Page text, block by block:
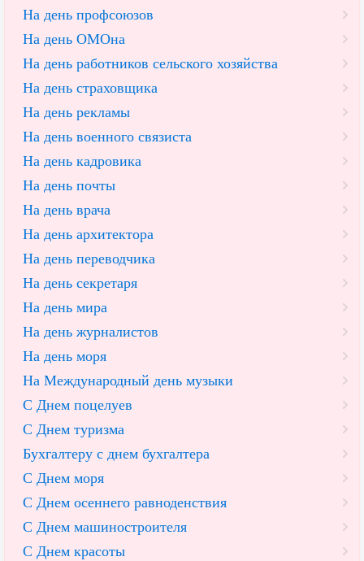
На день профсоюзов
На день ОМОна
На день работников сельского хозяйства
На день страховщика
На день рекламы
На день военного связиста
На день кадровика
На день почты
На день врача
На день архитектора
На день переводчика
На день секретаря
На день мира
На день журналистов
На день моря
На Международный день музыки
С Днем поцелуев
С Днем туризма
Бухгалтеру с днем бухгалтера
С Днем моря
С Днем осеннего равноденствия
С Днем машиностроителя
С Днем красоты